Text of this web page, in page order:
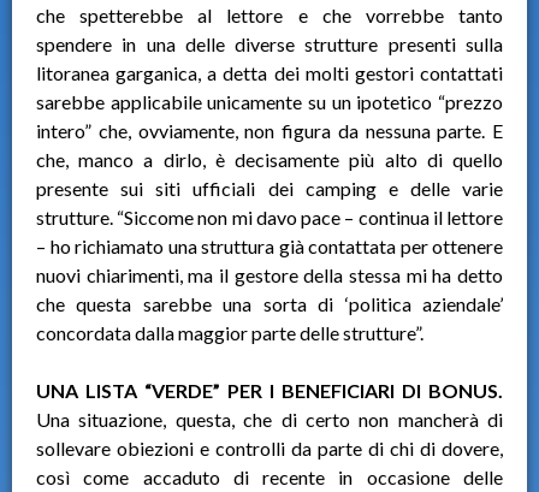
che spetterebbe al lettore e che vorrebbe tanto
spendere in una delle diverse strutture presenti sulla
litoranea garganica, a detta dei molti gestori contattati
sarebbe applicabile unicamente su un ipotetico “prezzo
intero” che, ovviamente, non figura da nessuna parte. E
che, manco a dirlo, è decisamente più alto di quello
presente sui siti ufficiali dei camping e delle varie
strutture. “Siccome non mi davo pace – continua il lettore
– ho richiamato una struttura già contattata per ottenere
nuovi chiarimenti, ma il gestore della stessa mi ha detto
che questa sarebbe una sorta di ‘politica aziendale’
concordata dalla maggior parte delle strutture”.
UNA LISTA “VERDE” PER I BENEFICIARI DI BONUS.
Una situazione, questa, che di certo non mancherà di
sollevare obiezioni e controlli da parte di chi di dovere,
così come accaduto di recente in occasione delle